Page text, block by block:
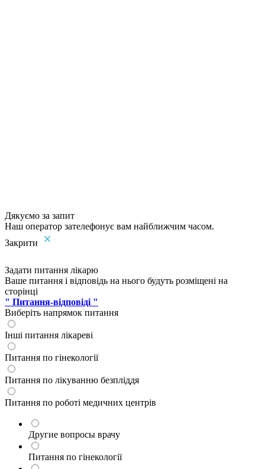
Дякуємо за запит
Наш оператор зателефонує вам найближчим часом.
Закрити
Задати питання лікарю
Ваше питання і відповідь на нього будуть розміщені на
сторінці
" Питання-відповіді "
Виберіть напрямок питання
Інші питання лікареві
Питання по гінекології
Питання по лікуванню безпліддя
Питання по роботі медичних центрів
Другие вопросы врачу
Питання по гінекології